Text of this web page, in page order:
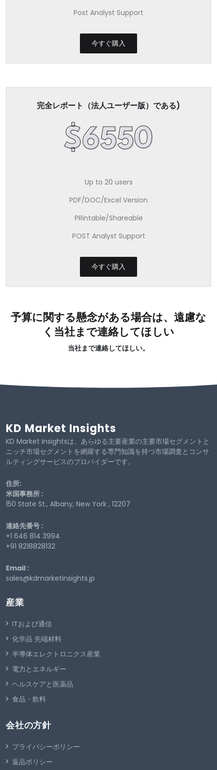
Post Analyst Support
今すぐ購入
完全レポート（法人ユーザー版）である)
$6550
Up to 20 users
PDF/DOC/Excel Version
PRintable/Shareable
POST Analyst Support
今すぐ購入
予算に関する懸念がある場合は、遠慮な
く当社まで連絡してほしい
当社まで連絡してほしい。
KD Market Insights
KD Market Insightsは、あらゆる主要産業の主要市場セグメントと
ニッチ市場セグメントを網羅する専門知識を持つ市場調査とコンサ
ルティングサービスのプロバイダーです。
住所:
米国事務所 :
150 State St., Albany, New York , 12207
連絡先番号 :
+1 646 814 3994
+91 8218828132
Email :
sales@kdmarketinsights.jp
産業
ITおよび通信
化学品 先端材料
半導体エレクトロニクス産業
電力とエネルギー
ヘルスケアと医薬品
食品・飲料
会社の方針
プライバシーポリシー
返品ポリシー